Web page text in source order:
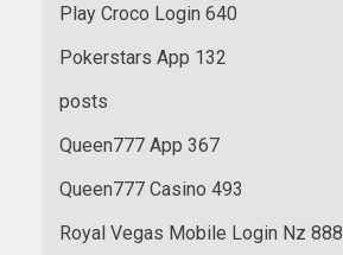
Play Croco Login 640
Pokerstars App 132
posts
Queen777 App 367
Queen777 Casino 493
Royal Vegas Mobile Login Nz 888